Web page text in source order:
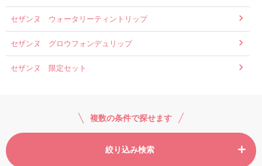
セザンヌ ウォータリーティントリップ
セザンヌ グロウフォンデュリップ
セザンヌ 限定セット
複数の条件で探せます
絞り込み検索